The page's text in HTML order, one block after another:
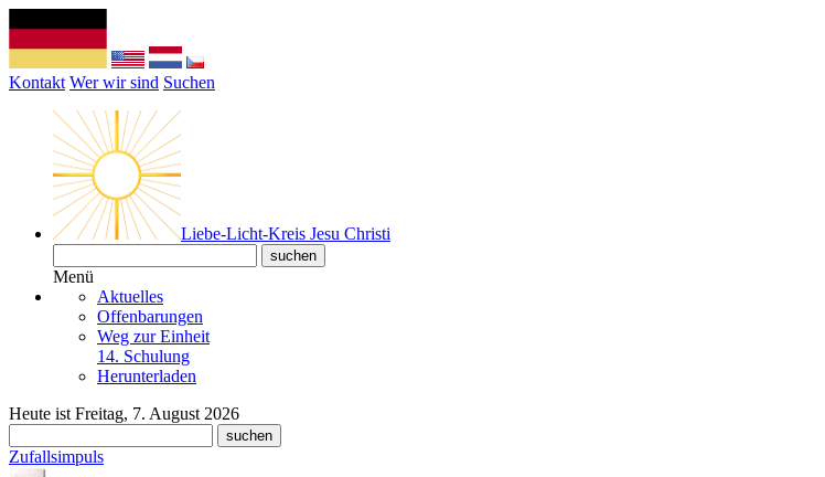
Kontakt Wer wir sind Suchen
Liebe-Licht-Kreis Jesu Christi
Menü
Aktuelles
Offenbarungen
Weg zur Einheit
14. Schulung
Herunterladen
Heute ist Freitag, 7. August 2026
Zufallsimpuls